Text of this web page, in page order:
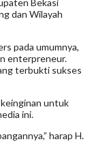
dan Wilayah
pada umumnya,
enterpreneur.
terbukti sukses
untuk
ini.
harap H.